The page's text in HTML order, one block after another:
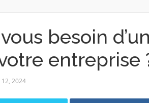
besoin
entreprise
2024